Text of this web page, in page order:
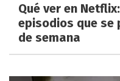
Qué ver en
episodios que se
de semana